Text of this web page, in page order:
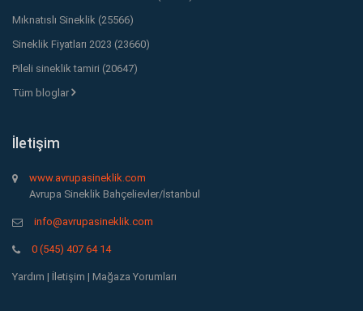
Mıknatıslı Sineklik (25566)
Sineklik Fiyatları 2023 (23660)
Pileli sineklik tamiri (20647)
Tüm bloglar
İletişim
www.avrupasineklik.com
Avrupa Sineklik Bahçelievler/İstanbul
info@avrupasineklik.com
0 (545) 407 64 14
Yardım | İletişim | Mağaza Yorumları